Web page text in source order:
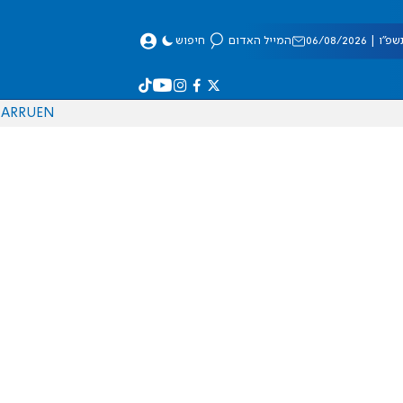
08/2026 המייל האדום חיפוש
EN
RU
AR